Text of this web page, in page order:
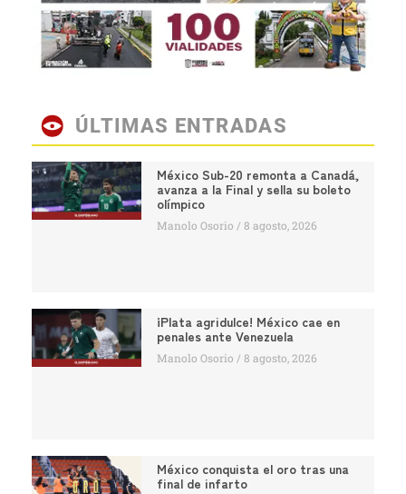
ÚLTIMAS ENTRADAS
México Sub-20 remonta a Canadá,
avanza a la Final y sella su boleto
olímpico
Manolo Osorio 8 agosto, 2026
¡Plata agridulce! México cae en
penales ante Venezuela
Manolo Osorio 8 agosto, 2026
México conquista el oro tras una
final de infarto